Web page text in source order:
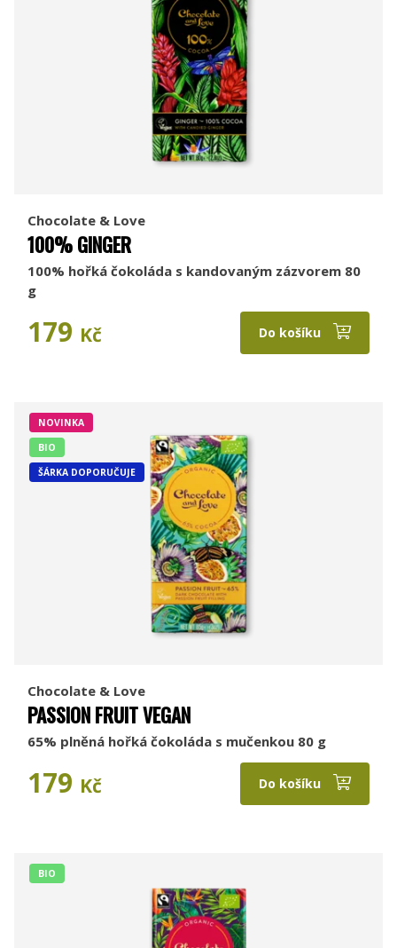
Chocolate & Love
100% GINGER
100% hořká čokoláda s kandovaným zázvorem 80
g
179 Kč Do košíku
NOVINKA
BIO
ŠÁRKA DOPORUČUJE
Chocolate & Love
PASSION FRUIT VEGAN
65% plněná hořká čokoláda s mučenkou 80 g
179 Kč Do košíku
BIO